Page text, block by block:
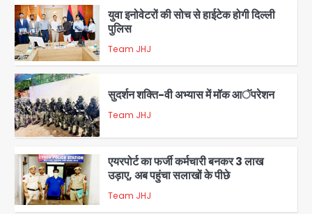
3
युवा इनोवेटरों की सोच से हाईटेक होगी दिल्ली
पुलिस
Team JHJ
4
सुदर्शन शक्ति-वी अभ्यास में मॉक आॅपरेशन
Team JHJ
5
एयरपोर्ट का फर्जी कर्मचारी बनकर 3 लाख
उड़ाए, अब पहुंचा सलाखों के पीछे
Team JHJ